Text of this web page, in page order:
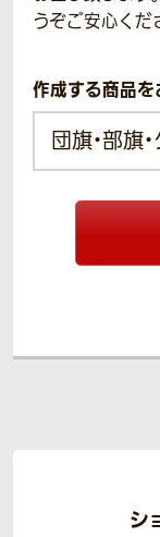
うぞご安心くだ
作成する商品を
シ